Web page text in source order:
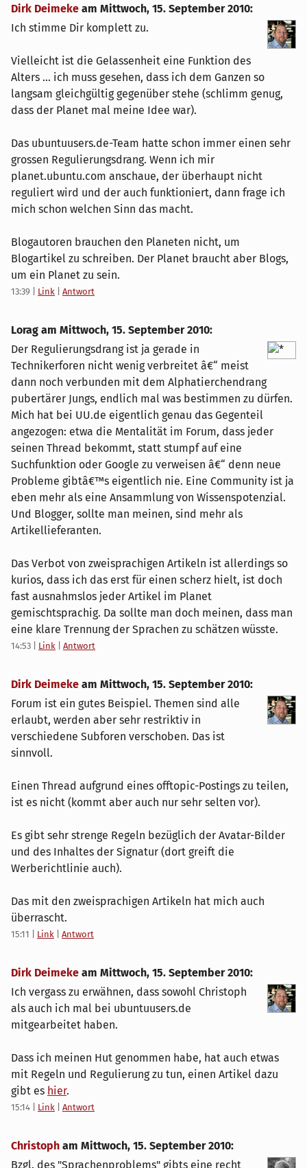
Dirk Deimeke am Mittwoch, 15. September 2010:
Ich stimme Dir komplett zu.
Vielleicht ist die Gelassenheit eine Funktion des
Alters ... ich muss gesehen, dass ich dem Ganzen so
langsam gleichgültig gegenüber stehe (schlimm genug,
dass der Planet mal meine Idee war).
Das ubuntuusers.de-Team hatte schon immer einen sehr
grossen Regulierungsdrang. Wenn ich mir
planet.ubuntu.com anschaue, der überhaupt nicht
reguliert wird und der auch funktioniert, dann frage ich
mich schon welchen Sinn das macht.
Blogautoren brauchen den Planeten nicht, um
Blogartikel zu schreiben. Der Planet braucht aber Blogs,
um ein Planet zu sein.
13:39 Link Antwort
Lorag am Mittwoch, 15. September 2010:
Der Regulierungsdrang ist ja gerade in
Technikerforen nicht wenig verbreitet â€“ meist
dann noch verbunden mit dem Alphatierchendrang
pubertärer Jungs, endlich mal was bestimmen zu dürfen.
Mich hat bei UU.de eigentlich genau das Gegenteil
angezogen: etwa die Mentalität im Forum, dass jeder
seinen Thread bekommt, statt stumpf auf eine
Suchfunktion oder Google zu verweisen â€“ denn neue
Probleme gibtâ€™s eigentlich nie. Eine Community ist ja
eben mehr als eine Ansammlung von Wissenspotenzial.
Und Blogger, sollte man meinen, sind mehr als
Artikellieferanten.
Das Verbot von zweisprachigen Artikeln ist allerdings so
kurios, dass ich das erst für einen scherz hielt, ist doch
fast ausnahmslos jeder Artikel im Planet
gemischtsprachig. Da sollte man doch meinen, dass man
eine klare Trennung der Sprachen zu schätzen wüsste.
14:53 Link Antwort
Dirk Deimeke am Mittwoch, 15. September 2010:
Forum ist ein gutes Beispiel. Themen sind alle
erlaubt, werden aber sehr restriktiv in
verschiedene Subforen verschoben. Das ist
sinnvoll.
Einen Thread aufgrund eines offtopic-Postings zu teilen,
ist es nicht (kommt aber auch nur sehr selten vor).
Es gibt sehr strenge Regeln bezüglich der Avatar-Bilder
und des Inhaltes der Signatur (dort greift die
Werberichtlinie auch).
Das mit den zweisprachigen Artikeln hat mich auch
überrascht.
15:11 Link Antwort
Dirk Deimeke am Mittwoch, 15. September 2010:
Ich vergass zu erwähnen, dass sowohl Christoph
als auch ich mal bei ubuntuusers.de
mitgearbeitet haben.
Dass ich meinen Hut genommen habe, hat auch etwas
mit Regeln und Regulierung zu tun, einen Artikel dazu
gibt es hier.
15:14 Link Antwort
Christoph am Mittwoch, 15. September 2010:
Bzgl. des "Sprachenproblems" gibts eine recht